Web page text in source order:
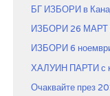
o
r
БГ ИЗБОРИ в
ИЗБОРИ 26 МАРТ
ИЗБОРИ 6
ХАЛУИН ПАРТИ с
Очаквайте през